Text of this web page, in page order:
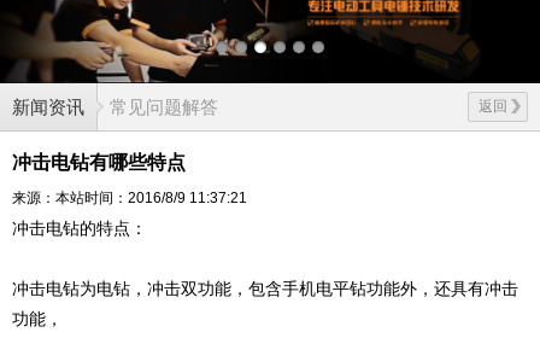
新闻资讯 返回
常见问题解答
冲击电钻有哪些特点
来源：本站时间：2016/8/9 11:37:21
冲击电钻的特点：
冲击电钻为电钻，冲击双功能，包含手机电平钻功能外，还具有冲击
功能，